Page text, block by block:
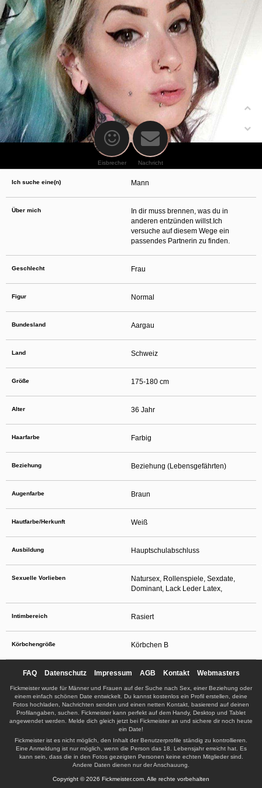
oder finanzielle Angaben zu machen? Beenden Sie dann unverzüglich
die Kommunikation mit dieser Person. Bedenken Sie, dass Menschen in
der Lage sind, sich solche Angaben auf listige Weise von Ihnen zu
erschleichen. Kommunizieren Sie daher über diese Website immer
aufmerksam und vorsichtig.
behält sich das Recht vor, selbst Profile auf dieser Website zu
erstellen und darüber Nachrichten an Sie als Nutzer zu senden. Mit Ihrer Nutzung
dieser Website verstehen und akzeptieren Sie, dass einige der Profile auf dieser
Website fingiert sind. Diese fingierten Profile dienen lediglich dem Austausch von
Nachrichten; physische Vereinbarungen mit Personen hinter fingierten Profilen sind
folglich nicht möglich.
Verhindern Sie, dass Ihre minderjährigen Kinder mit erotischen oder für Minderjährige
anderweitig ungeeigneten Netzinhalten in Berührung kommen. Dafür einige Tips:
Installieren Sie ein Jugendschutzprogramm auf Ihrem Gerät. Beispielsweise
CyberPatroloderSafety Surf
. Diese Programme blockieren den Zugang zu
bestimmten Websites und Netzinhalten. Oft blockieren diese Programme
standardmäßig eine große Anzahl von Websites, von denen angenommen wird,
dass sie sich für Minderjährige nicht eignen. Über Updates können neue Websites
Wenden Sie sich an Ihren Internetprovider. Es gibt Internetprovider, die einen Filter
danach.
Internetbrowsers vertraut, so dass Sie nachsehen können, welche Websites von
Ihren minderjährigen Kindern besucht wurden. Sprechen Sie Ihre minderjährigen
Kinder auf den Besuch unerwünschter Websites an und vermitteln Sie ihnen, dass
bestimmte Websites nicht für sie geeignet sind. Außerdem können Sie anhand des
Verlaufs das Interesse Ihres Kindes beurteilen und sich obiger Tips bedienen.
Sprechen Sie mit Ihren Kindern. Vermitteln Sie Ihren minderjährigen Kindern, dass
Bringen Sie ihnen auch bei, dass viele Menschen im Internet ihre wahre Identität
einhergehen können. Sagen Sie Ihren Kindern auch, dass sie sich nicht mit
Kind wissen zu lassen, dass es Sie unverzüglich informieren soll, wenn eine Person
Inhalte oder solche, die ihm Unbehagen verursachen, stößt.
Diese Website wird durch reCAPTCHA geschützt und es gelten die
Allgemeinen Geschäftsbedingungen
Auf die Nutzung dieser Website finden dieAllgemeinen Geschäftsbedingungenund
„Einverstanden und weiter“ willigen Sie in dieDatenschutzerklärung
Eisbrecher Nachricht
Ich suche eine(n) Mann
Über mich
In dir muss brennen, was du in
anderen entzünden willst.Ich
versuche auf diesem Wege ein
passendes Partnerin zu finden.
Geschlecht Frau
Figur Normal
Bundesland Aargau
Land Schweiz
Größe 175-180 cm
Alter 36 Jahr
Haarfarbe Farbig
Beziehung Beziehung (Lebensgefährten)
Augenfarbe Braun
Hautfarbe/Herkunft Weiß
Ausbildung Hauptschulabschluss
Sexuelle Vorlieben
Natursex, Rollenspiele, Sexdate,
Dominant, Lack Leder Latex,
Intimbereich Rasiert
Körbchengröße Körbchen B
FAQ Datenschutz Impressum AGB Kontakt Webmasters
Fickmeister wurde für Männer und Frauen auf der Suche nach Sex, einer Beziehung oder
einem einfach schönen Date entwickelt. Du kannst kostenlos ein Profil erstellen, deine
Fotos hochladen, Nachrichten senden und einen netten Kontakt, basierend auf deinen
Profilangaben, suchen. Fickmeister kann perfekt auf dem Handy, Desktop und Tablet
angewendet werden. Melde dich gleich jetzt bei Fickmeister an und sichere dir noch heute
ein Date!
Fickmeister ist es nicht möglich, den Inhalt der Benutzerprofile ständig zu kontrollieren.
Eine Anmeldung ist nur möglich, wenn die Person das 18. Lebensjahr erreicht hat. Es
kann sein, dass die in den Fotos gezeigten Personen keine echten Mitglieder sind.
Andere Daten dienen nur der Anschauung.
Copyright © 2026 Fickmeister.com. Alle rechte vorbehalten